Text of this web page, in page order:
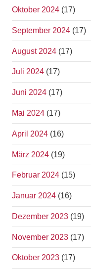
Oktober 2024 (17)
September 2024 (17)
August 2024 (17)
Juli 2024 (17)
Juni 2024 (17)
Mai 2024 (17)
April 2024 (16)
März 2024 (19)
Februar 2024 (15)
Januar 2024 (16)
Dezember 2023 (19)
November 2023 (17)
Oktober 2023 (17)